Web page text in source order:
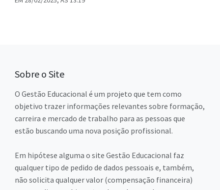
Sobre o Site
O Gestão Educacional é um projeto que tem como
objetivo trazer informações relevantes sobre formação,
carreira e mercado de trabalho para as pessoas que
estão buscando uma nova posição profissional.
Em hipótese alguma o site Gestão Educacional faz
qualquer tipo de pedido de dados pessoais e, também,
não solicita qualquer valor (compensação financeira)